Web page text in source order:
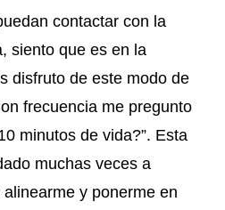
contactar con la
siento que es en la
disfruto de este modo de
frecuencia me pregunto
minutos de vida?”. Esta
muchas veces a
y ponerme en